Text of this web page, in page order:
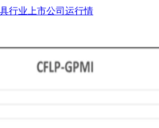
行业上市公司运行情